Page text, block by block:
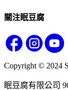
關注眠豆腐
Copyright © 2024
眠豆腐有限公司